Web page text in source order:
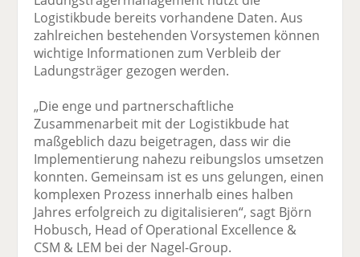
Logistikbude bereits vorhandene Daten. Aus
zahlreichen bestehenden Vorsystemen können
wichtige Informationen zum Verbleib der
Ladungsträger gezogen werden.
„Die enge und partnerschaftliche
Zusammenarbeit mit der Logistikbude hat
maßgeblich dazu beigetragen, dass wir die
Implementierung nahezu reibungslos umsetzen
konnten. Gemeinsam ist es uns gelungen, einen
komplexen Prozess innerhalb eines halben
Jahres erfolgreich zu digitalisieren“, sagt Björn
Hobusch, Head of Operational Excellence &
CSM & LEM bei der Nagel-Group.